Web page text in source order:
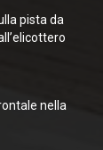
pista da
nella